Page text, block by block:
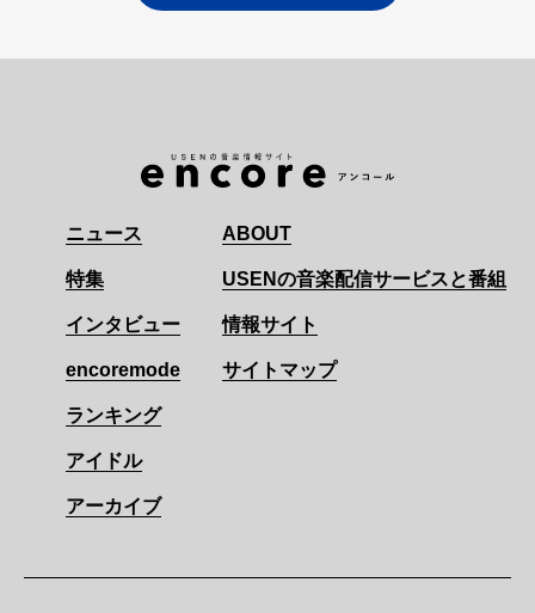
ニュース
特集
インタビュー
encoremode
ランキング
アイドル
アーカイブ
ABOUT
USENの音楽配信サービスと番組
情報サイト
サイトマップ